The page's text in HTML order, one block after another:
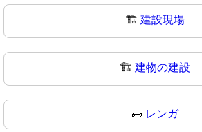
🏗️ 建設現場
🏗 建物の建設
🧱 レンガ